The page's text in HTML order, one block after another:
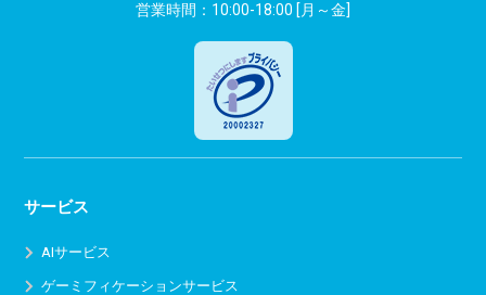
営業時間：10:00-18:00 [月～金]
サービス
AIサービス
ゲーミフィケーションサービス